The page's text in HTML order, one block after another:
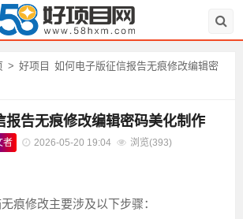
> 好项目 如何电子版征信报告无痕修改编辑密
报告无痕修改编辑密码美化制作
者 2026-05-20 19:04 浏览(393)
痕修改主要涉及以下步骤：